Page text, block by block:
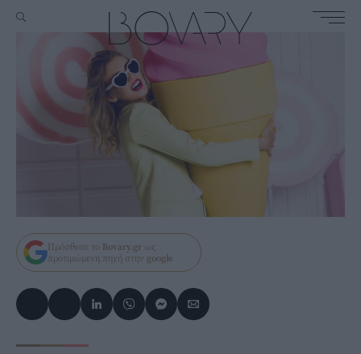
Πρόσθεσε το Bovary.gr ως
προτιμώμενη πηγή στην google